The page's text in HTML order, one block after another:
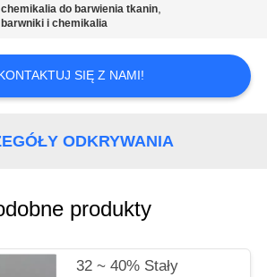
chemikalia do barwienia tkanin,
barwniki i chemikalia
SIĘ Z NAMI!
ODKRYWANIA
produkty
32 ~ 40% Stały